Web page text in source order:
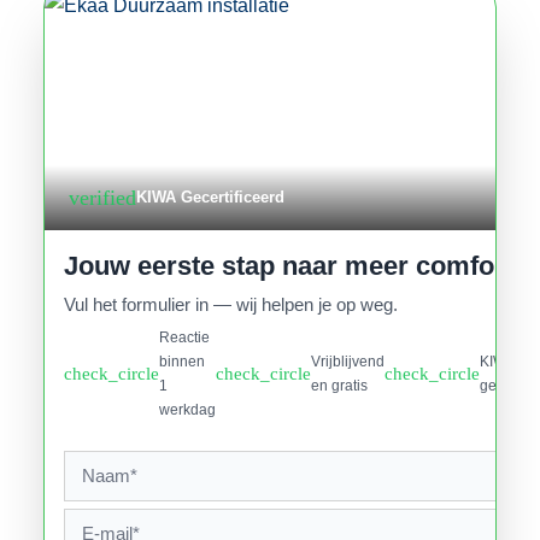
verifiedKIWA Gecertificeerd
Jouw eerste stap naar meer comfort
Vul het formulier in — wij helpen je op weg.
check_circle
Reactie
binnen
1
werkdag
check_circle
Vrijblijvend
en gratis
check_circle
KIWA